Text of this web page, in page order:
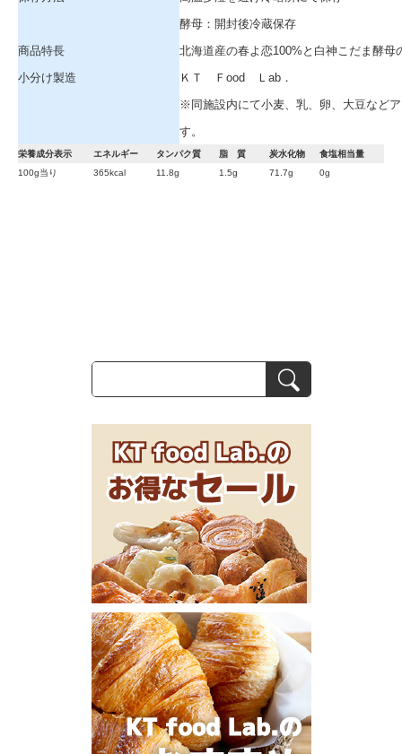
酵母：開封後冷蔵保存
商品特長
北海道産の春よ恋100%と白神こだま
小分け製造
ＫＴ Ｆood Ｌab．
※同施設内にて小麦、乳、卵、大豆など
す。
栄養成分表示 エネルギー タンパク質 脂 質 炭水化物
食塩相当量
100g当り
365kcal 11.8g 1.5g 71.7g 0g